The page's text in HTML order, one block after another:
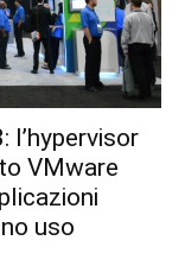
l’hypervisor
VMware
uso